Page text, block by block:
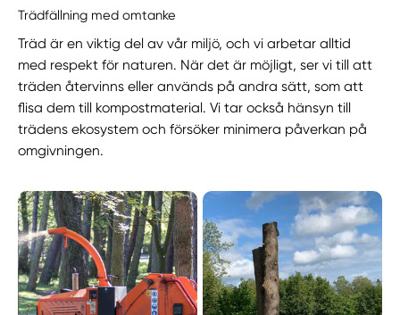
Trädfällning med omtanke
Träd är en viktig del av vår miljö, och vi arbetar alltid
med respekt för naturen. När det är möjligt, ser vi till att
träden återvinns eller används på andra sätt, som att
flisa dem till kompostmaterial. Vi tar också hänsyn till
trädens ekosystem och försöker minimera påverkan på
omgivningen.